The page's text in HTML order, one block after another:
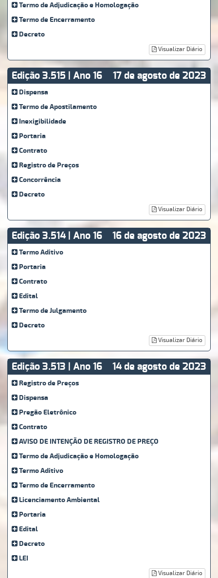
Termo de Adjudicação e Homologação
Termo de Encerramento
Decreto
Visualizar Diário
Edição 3.515 | Ano 16 17 de agosto de 2023
Dispensa
Termo de Apostilamento
Inexigibilidade
Portaria
Contrato
Registro de Preços
Concorrência
Decreto
Visualizar Diário
Edição 3.514 | Ano 16 16 de agosto de 2023
Termo Aditivo
Portaria
Contrato
Edital
Termo de Julgamento
Decreto
Visualizar Diário
Edição 3.513 | Ano 16 14 de agosto de 2023
Registro de Preços
Dispensa
Pregão Eletrônico
Contrato
AVISO DE INTENÇÃO DE REGISTRO DE PREÇO
Termo de Adjudicação e Homologação
Termo Aditivo
Termo de Encerramento
Licenciamento Ambiental
Portaria
Edital
Decreto
LEI
Visualizar Diário